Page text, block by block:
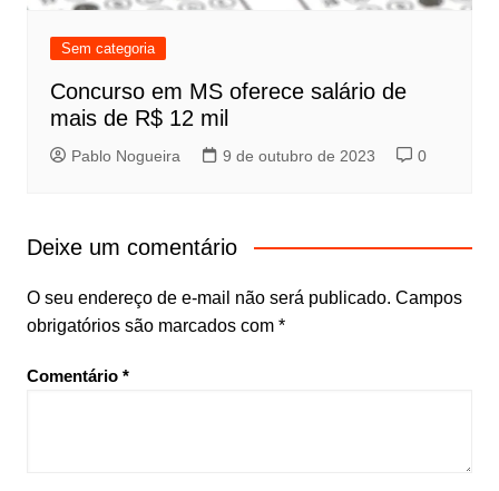
Sem categoria
Concurso em MS oferece salário de
mais de R$ 12 mil
Pablo Nogueira 9 de outubro de 2023 0
Deixe um comentário
O seu endereço de e-mail não será publicado. Campos
obrigatórios são marcados com *
Comentário *